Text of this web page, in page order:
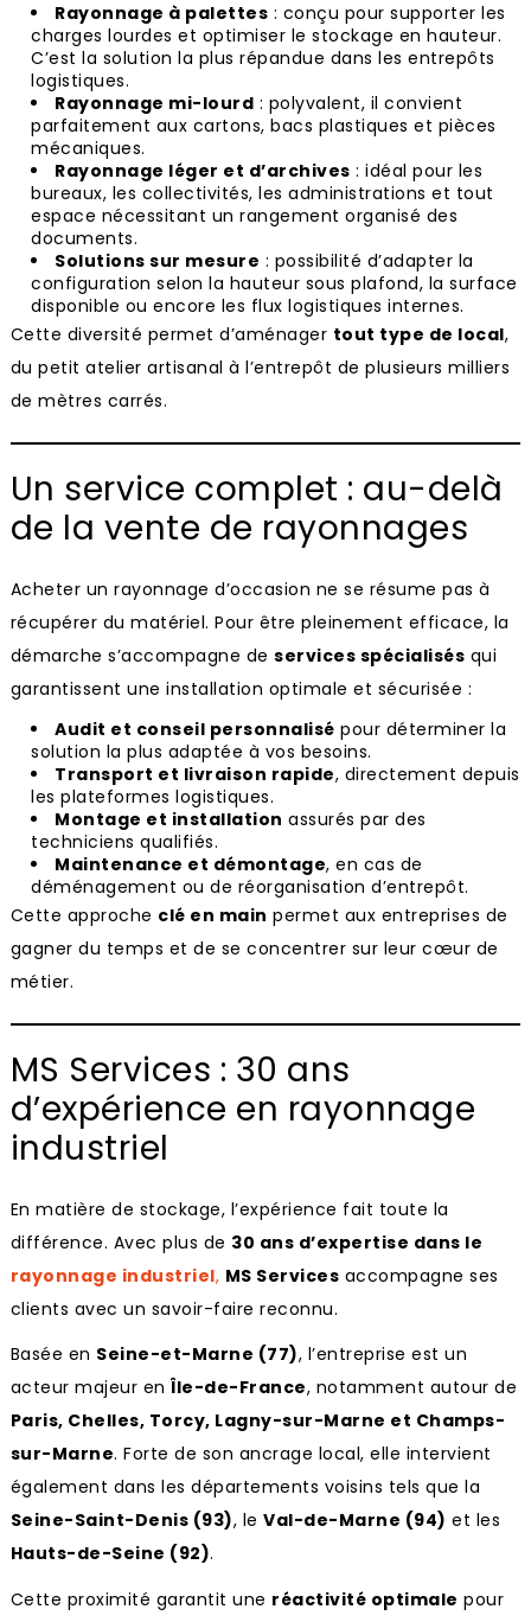
Rayonnage à palettes : conçu pour supporter les
charges lourdes et optimiser le stockage en hauteur.
C’est la solution la plus répandue dans les entrepôts
logistiques.
Rayonnage mi-lourd : polyvalent, il convient
parfaitement aux cartons, bacs plastiques et pièces
mécaniques.
Rayonnage léger et d’archives : idéal pour les
bureaux, les collectivités, les administrations et tout
espace nécessitant un rangement organisé des
documents.
Solutions sur mesure : possibilité d’adapter la
configuration selon la hauteur sous plafond, la surface
disponible ou encore les flux logistiques internes.
Cette diversité permet d’aménager tout type de local,
du petit atelier artisanal à l’entrepôt de plusieurs milliers
de mètres carrés.
Un service complet : au-delà
de la vente de rayonnages
Acheter un rayonnage d’occasion ne se résume pas à
récupérer du matériel. Pour être pleinement efficace, la
démarche s’accompagne deservices spécialisés qui
garantissent une installation optimale et sécurisée :
Audit et conseil personnalisé pour déterminer la
solution la plus adaptée à vos besoins.
Transport et livraison rapide, directement depuis
les plateformes logistiques.
Montage et installation assurés par des
techniciens qualifiés.
Maintenance et démontage, en cas de
déménagement ou de réorganisation d’entrepôt.
Cette approche clé en main permet aux entreprises de
gagner du temps et de se concentrer sur leur cœur de
métier.
MS Services : 30 ans
d’expérience en rayonnage
industriel
En matière de stockage, l’expérience fait toute la
différence. Avec plus de 30 ans d’expertise dans le
rayonnage industriel, MS Services accompagne ses
clients avec un savoir-faire reconnu.
Basée en Seine-et-Marne (77), l’entreprise est un
acteur majeur enÎle-de-France, notamment autour de
Paris, Chelles, Torcy, Lagny-sur-Marne et Champs-
sur-Marne. Forte de son ancrage local, elle intervient
également dans les départements voisins tels que la
Seine-Saint-Denis (93), leVal-de-Marne (94) et les
Hauts-de-Seine (92).
Cette proximité garantit une réactivité optimale pour